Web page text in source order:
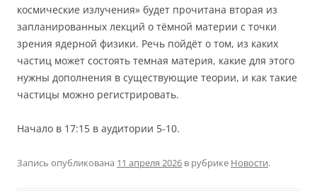
космические излучения» будет прочитана вторая из
запланированных лекций о тёмной материи с точки
зрения ядерной физики. Речь пойдёт о том, из каких
частиц может состоять темная материя, какие для этого
нужны дополнения в существующие теории, и как такие
частицы можно регистрировать.
Начало в 17:15 в аудитории 5-10.
Запись опубликована 11 апреля 2026 в рубрике Новости.